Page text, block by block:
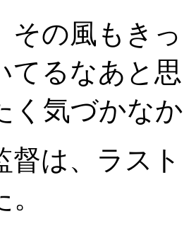
の風もき
てるなあと
く気づかな
は、ラス